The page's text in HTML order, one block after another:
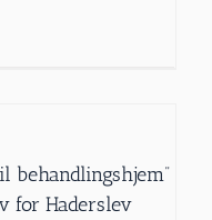
behandlingshjem”
for Haderslev